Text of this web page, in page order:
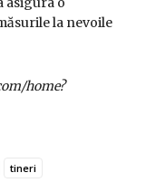
la nevoile
home?
tineri